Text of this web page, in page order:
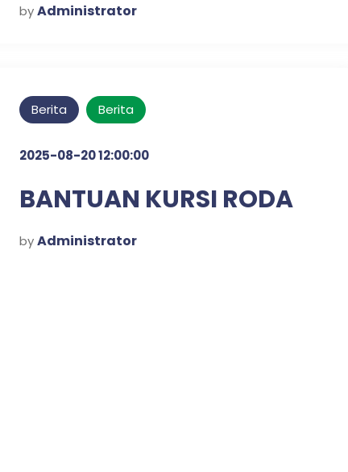
by Administrator
Berita Berita
2025-08-20 12:00:00
BANTUAN KURSI RODA
by Administrator